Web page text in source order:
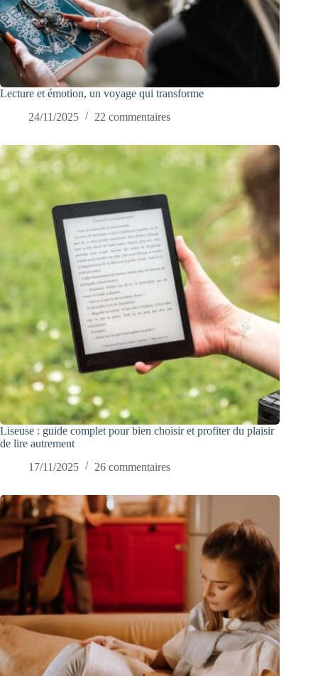
Lecture et émotion, un voyage qui transforme
24/11/2025
22 commentaires
Liseuse : guide complet pour bien choisir et profiter du plaisir
de lire autrement
17/11/2025
26 commentaires